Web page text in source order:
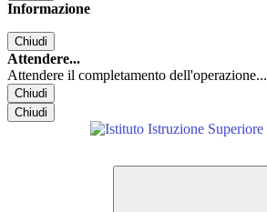
Informazione
Chiudi
Attendere...
Attendere il completamento dell'operazione...
Chiudi
Chiudi